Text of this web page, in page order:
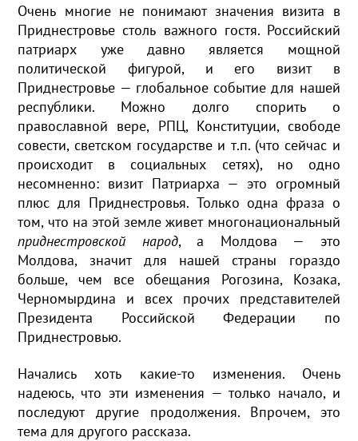
Очень многие не понимают значения визита в
Приднестровье столь важного гостя. Российский
патриарх уже давно является мощной
политической фигурой, и его визит в
Приднестровье — глобальное событие для нашей
республики. Можно долго спорить о
православной вере, РПЦ, Конституции, свободе
совести, светском государстве и т.п. (что сейчас и
происходит в социальных сетях), но одно
несомненно: визит Патриарха — это огромный
плюс для Приднестровья. Только одна фраза о
том, что на этой земле живет многонациональный
приднестровской народ, а Молдова — это
Молдова, значит для нашей страны гораздо
больше, чем все обещания Рогозина, Козака,
Черномырдина и всех прочих представителей
Президента Российской Федерации по
Приднестровью.
Начались хоть какие-то изменения. Очень
надеюсь, что эти изменения — только начало, и
последуют другие продолжения. Впрочем, это
тема для другого рассказа.